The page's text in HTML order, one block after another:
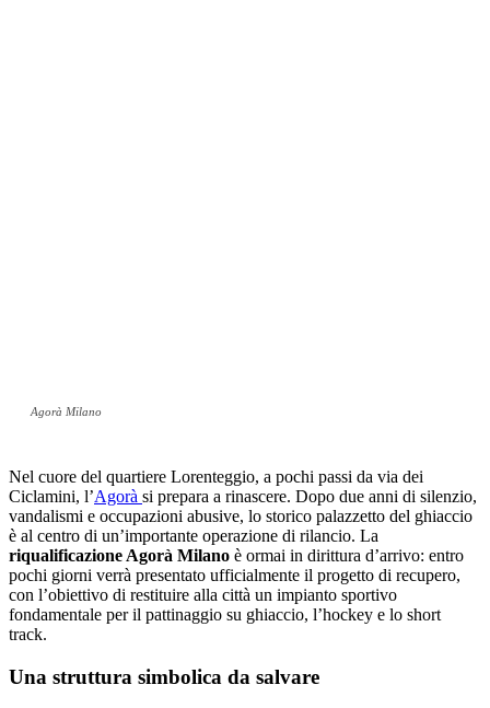
Agorà Milano
Nel cuore del quartiere Lorenteggio, a pochi passi da via dei
Ciclamini, l’Agorà si prepara a rinascere. Dopo due anni di silenzio,
vandalismi e occupazioni abusive, lo storico palazzetto del ghiaccio
è al centro di un’importante operazione di rilancio. La
riqualificazione Agorà Milano è ormai in dirittura d’arrivo: entro
pochi giorni verrà presentato ufficialmente il progetto di recupero,
con l’obiettivo di restituire alla città un impianto sportivo
fondamentale per il pattinaggio su ghiaccio, l’hockey e lo short
track.
Una struttura simbolica da salvare